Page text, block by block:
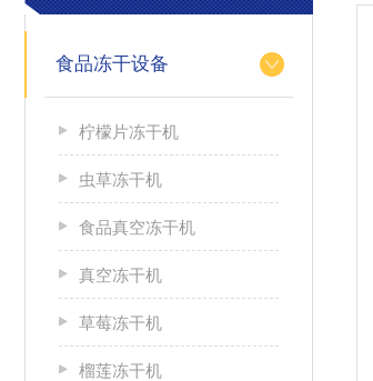
食品冻干设备
柠檬片冻干机
虫草冻干机
食品真空冻干机
真空冻干机
草莓冻干机
榴莲冻干机